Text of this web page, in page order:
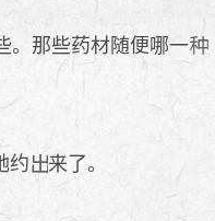
。那些药材随便哪一
约 来了。